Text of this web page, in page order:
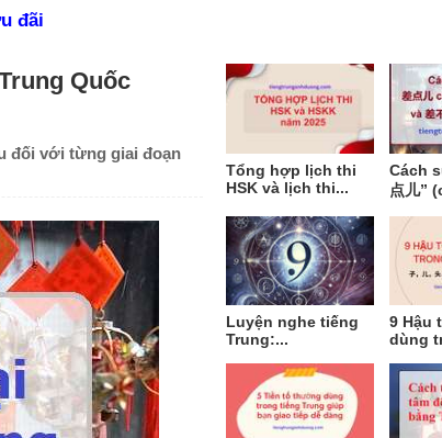
đãi
Quốc
đối với từng giai đoạn
Tổng hợp lịch thi
HSK và lịch thi...
Cách
点儿”
Luyện nghe tiếng
Trung:...
9 Hậu
dùng